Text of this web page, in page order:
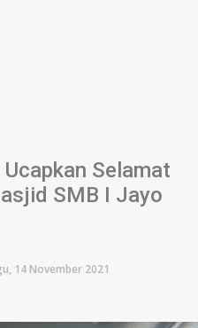
Selamat
SMB I Jayo
14 November 2021